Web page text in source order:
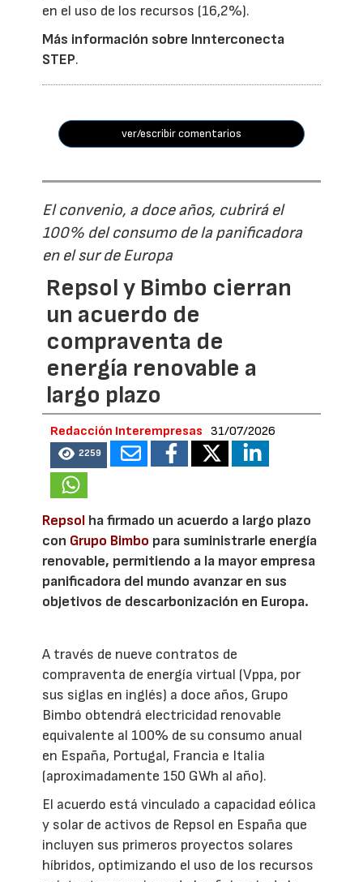
en el uso de los recursos (16,2%).
Más información sobre Innterconecta
STEP.
ver/escribir comentarios
El convenio, a doce años, cubrirá el
100% del consumo de la panificadora
en el sur de Europa
Repsol y Bimbo cierran
un acuerdo de
compraventa de
energía renovable a
largo plazo
Redacción Interempresas 31/07/2026
2259
Repsol ha firmado un acuerdo a largo plazo
con Grupo Bimbo para suministrarle energía
renovable, permitiendo a la mayor empresa
panificadora del mundo avanzar en sus
objetivos de descarbonización en Europa.
A través de nueve contratos de
compraventa de energía virtual (Vppa, por
sus siglas en inglés) a doce años, Grupo
Bimbo obtendrá electricidad renovable
equivalente al 100% de su consumo anual
en España, Portugal, Francia e Italia
(aproximadamente 150 GWh al año).
El acuerdo está vinculado a capacidad eólica
y solar de activos de Repsol en España que
incluyen sus primeros proyectos solares
híbridos, optimizando el uso de los recursos